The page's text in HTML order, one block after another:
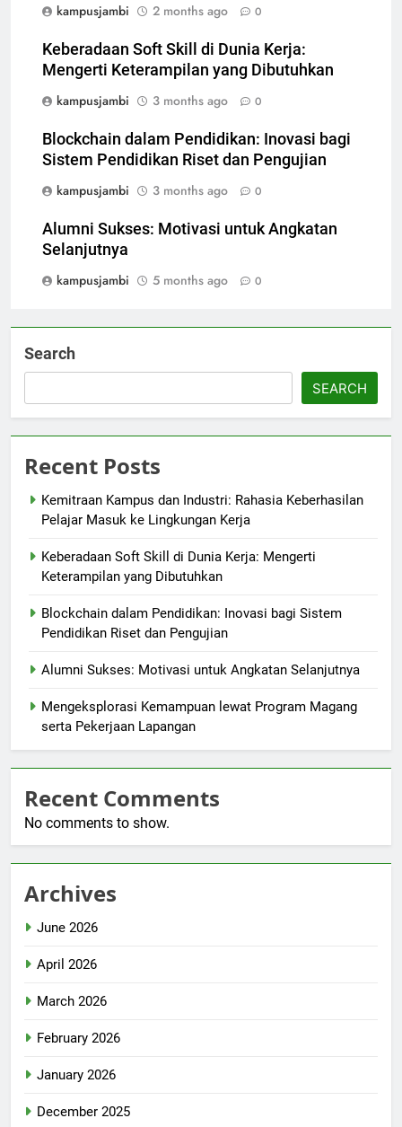
kampusjambi
2 months ago 0
Keberadaan Soft Skill di Dunia Kerja:
Mengerti Keterampilan yang Dibutuhkan
kampusjambi
3 months ago 0
Blockchain dalam Pendidikan: Inovasi bagi
Sistem Pendidikan Riset dan Pengujian
kampusjambi
3 months ago 0
Alumni Sukses: Motivasi untuk Angkatan
Selanjutnya
kampusjambi
5 months ago 0
Search
SEARCH
Recent Posts
Kemitraan Kampus dan Industri: Rahasia Keberhasilan
Pelajar Masuk ke Lingkungan Kerja
Keberadaan Soft Skill di Dunia Kerja: Mengerti
Keterampilan yang Dibutuhkan
Blockchain dalam Pendidikan: Inovasi bagi Sistem
Pendidikan Riset dan Pengujian
Alumni Sukses: Motivasi untuk Angkatan Selanjutnya
Mengeksplorasi Kemampuan lewat Program Magang
serta Pekerjaan Lapangan
Recent Comments
No comments to show.
Archives
June 2026
April 2026
March 2026
February 2026
January 2026
December 2025